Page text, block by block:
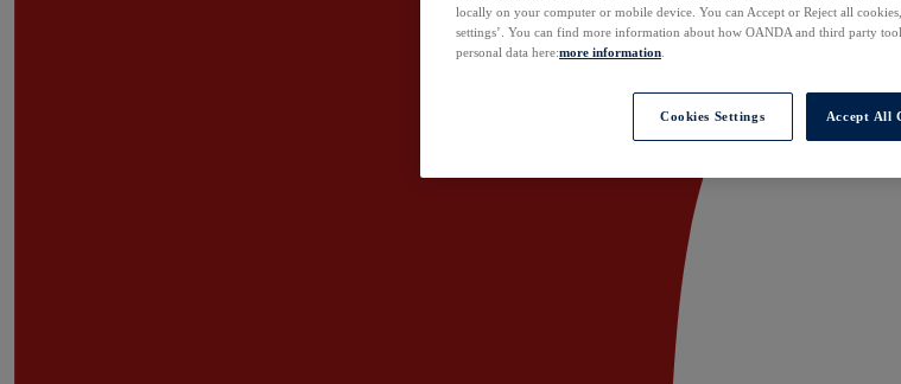
locally on your computer or mobile device. You can Accept or Reject all
settings’. You can find more information about how OANDA and third party
personal data here:more information
Cookies Settings Accept All